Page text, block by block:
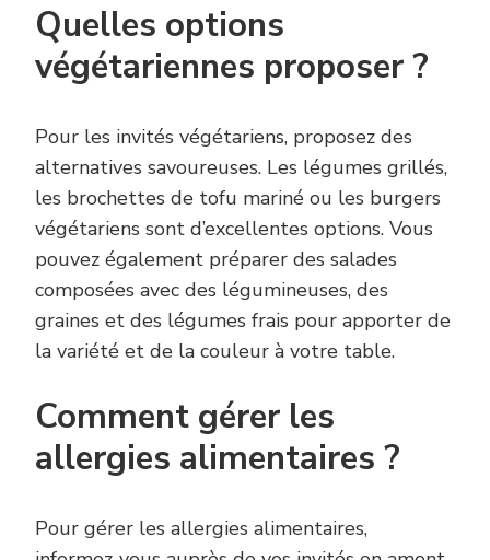
Quelles options
végétariennes proposer ?
Pour les invités végétariens, proposez des
alternatives savoureuses. Les légumes grillés,
les brochettes de tofu mariné ou les burgers
végétariens sont d’excellentes options. Vous
pouvez également préparer des salades
composées avec des légumineuses, des
graines et des légumes frais pour apporter de
la variété et de la couleur à votre table.
Comment gérer les
allergies alimentaires ?
Pour gérer les allergies alimentaires,